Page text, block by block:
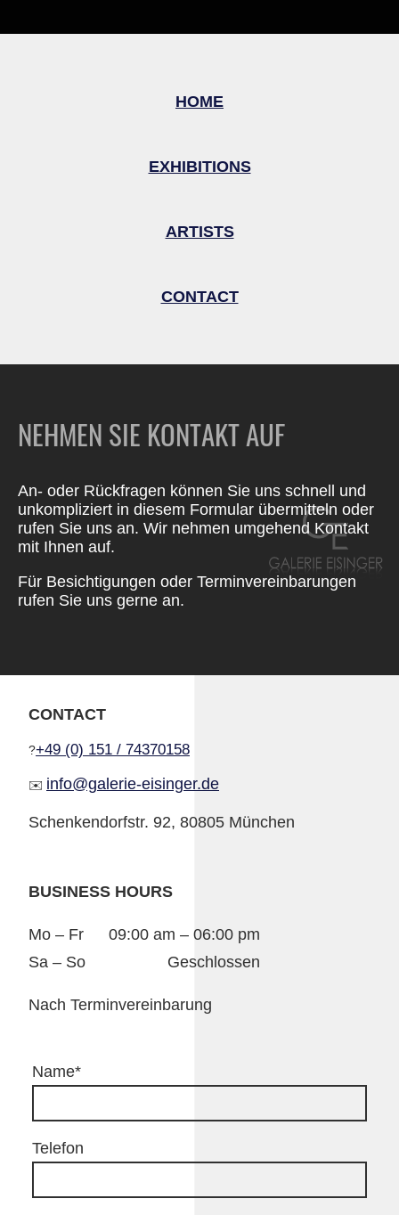
HOME
EXHIBITIONS
ARTISTS
CONTACT
NEHMEN SIE KONTAKT AUF
An- oder Rückfragen können Sie uns schnell und
unkompliziert in diesem Formular übermitteln oder
rufen Sie uns an. Wir nehmen umgehend Kontakt
mit Ihnen auf.
Für Besichtigungen oder Terminvereinbarungen
rufen Sie uns gerne an.
CONTACT
?+49 (0) 151 / 74370158
✉️ info@galerie-eisinger.de
Schenkendorfstr. 92, 80805 München
BUSINESS HOURS
Mo – Fr
09:00 am – 06:00 pm
Sa – So
Geschlossen
Nach Terminvereinbarung
Name*
Telefon